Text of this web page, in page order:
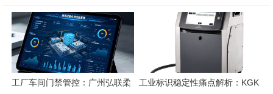
工厂车间门禁管控：广州弘联柔
工业标识稳定性痛点解析：KGK